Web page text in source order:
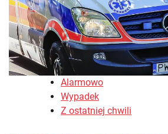
Alarmowo
Wypadek
Z ostatniej chwili